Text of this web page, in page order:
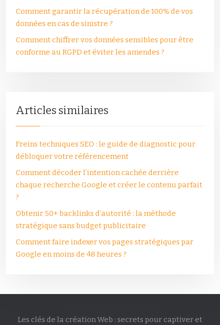
Comment garantir la récupération de 100% de vos
données en cas de sinistre ?
Comment chiffrer vos données sensibles pour être
conforme au RGPD et éviter les amendes ?
Articles similaires
Freins techniques SEO : le guide de diagnostic pour
débloquer votre référencement
Comment décoder l’intention cachée derrière
chaque recherche Google et créer le contenu parfait
?
Obtenir 50+ backlinks d’autorité : la méthode
stratégique sans budget publicitaire
Comment faire indexer vos pages stratégiques par
Google en moins de 48 heures ?
Les clés de la création Web : secrets pour captiver et